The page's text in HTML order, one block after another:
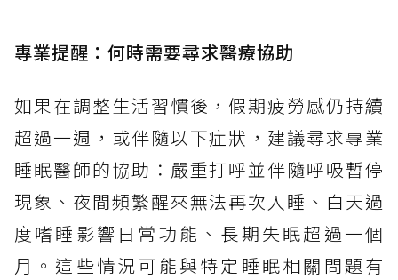
專業提醒：何時需要尋求醫療協助
如果在調整生活習慣後，假期疲勞感仍持續
超過一週，或伴隨以下症狀，建議尋求專業
睡眠醫師的協助：嚴重打呼並伴隨呼吸暫停
現象、夜間頻繁醒來無法再次入睡、白天過
度嗜睡影響日常功能、長期失眠超過一個
月。這些情況可能與特定睡眠相關問題有